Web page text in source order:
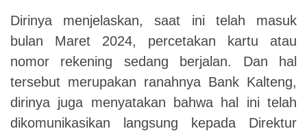
Dirinya menjelaskan, saat ini telah masuk
bulan Maret 2024, percetakan kartu atau
nomor rekening sedang berjalan. Dan hal
tersebut merupakan ranahnya Bank Kalteng,
dirinya juga menyatakan bahwa hal ini telah
dikomunikasikan langsung kepada Direktur